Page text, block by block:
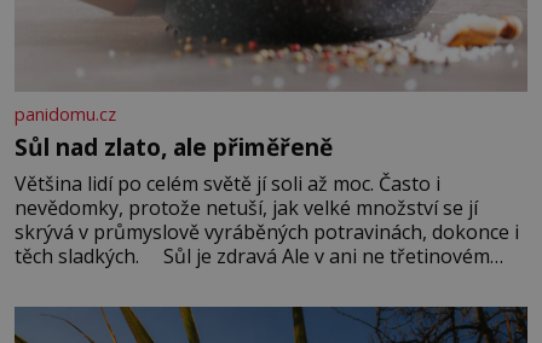
panidomu.cz
Sůl nad zlato, ale přiměřeně
Většina lidí po celém světě jí soli až moc. Často i
nevědomky, protože netuší, jak velké množství se jí
skrývá v průmyslově vyráběných potravinách, dokonce i
těch sladkých. Sůl je zdravá Ale v ani ne třetinovém
základní složky– sodík a chlór – jsou zásadní pro
správné hospodaření